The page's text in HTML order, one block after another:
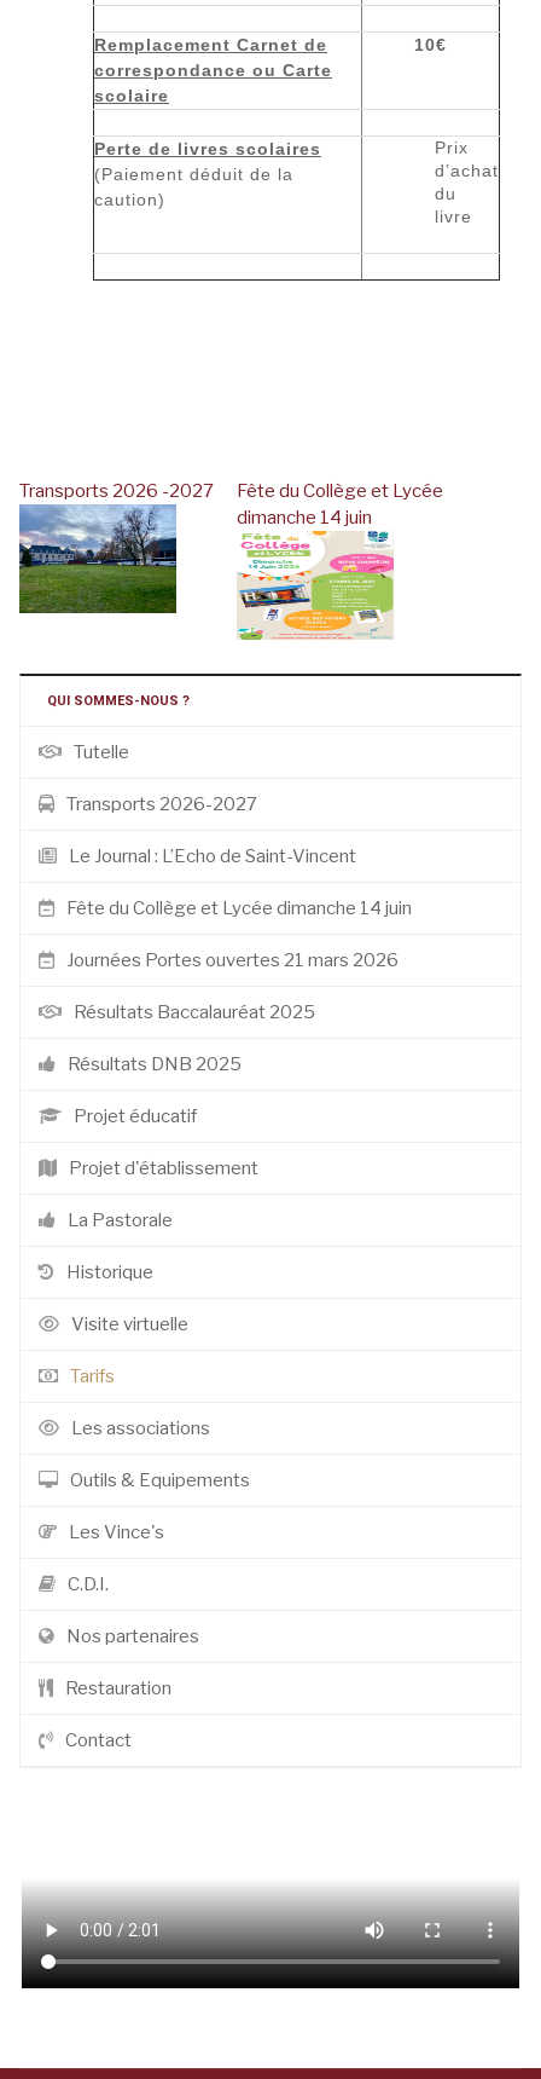
Remplacement Carnet de
correspondance ou Carte
scolaire
10€
Perte de livres scolaires
(Paiement déduit de la
caution)
Prix
d’achat
du
livre
Transports 2026 -2027
Fête du Collège et Lycée
dimanche 14 juin
QUI SOMMES-NOUS ?
Tutelle
Transports 2026-2027
Le Journal : L’Echo de Saint-Vincent
Fête du Collège et Lycée dimanche 14 juin
Journées Portes ouvertes 21 mars 2026
Résultats Baccalauréat 2025
Résultats DNB 2025
Projet éducatif
Projet d'établissement
La Pastorale
Historique
Visite virtuelle
Tarifs
Les associations
Outils & Equipements
Les Vince's
C.D.I.
Nos partenaires
Restauration
Contact